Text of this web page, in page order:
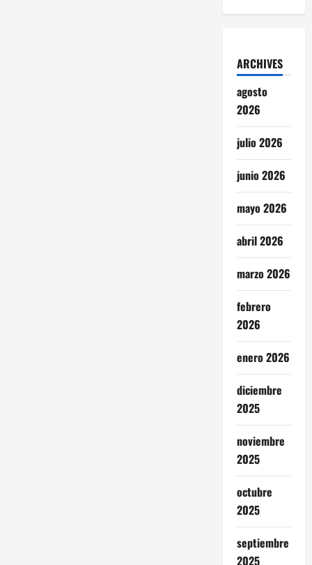
ARCHIVES
agosto
2026
julio 2026
junio 2026
mayo 2026
abril 2026
marzo 2026
febrero
2026
enero 2026
diciembre
2025
noviembre
2025
octubre
2025
septiembre
2025